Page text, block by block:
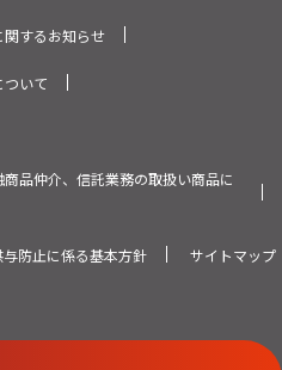
するお知らせ
いて
品仲介、信託業務の取扱い商品に
防止に係る基本方針 サイトマップ